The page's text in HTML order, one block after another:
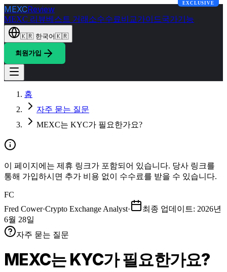
MEXCReview
MEXC 리뷰베스트 거래소수수료비교가이드국가기능
🇰🇷 한국어🇰🇷
회원가입
홈
자주 묻는 질문
MEXC는 KYC가 필요한가요?
이 페이지에는 제휴 링크가 포함되어 있습니다. 당사 링크를
통해 가입하시면 추가 비용 없이 수수료를 받을 수 있습니다.
FC
Fred Cower·Crypto Exchange Analyst· 최종 업데이트: 2026년
6월 28일
자주 묻는 질문
MEXC는 KYC가 필요한가요?
EXCLUSIVE